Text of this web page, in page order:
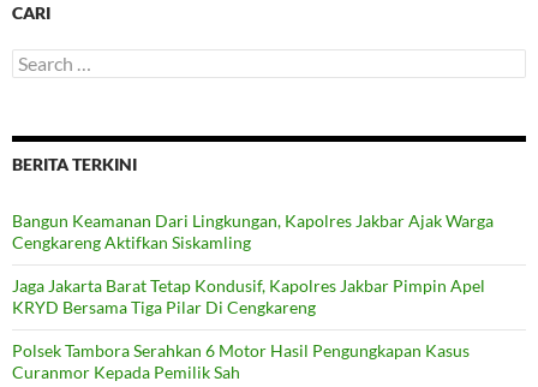
CARI
Search
for:
BERITA TERKINI
Bangun Keamanan Dari Lingkungan, Kapolres Jakbar Ajak Warga
Cengkareng Aktifkan Siskamling
Jaga Jakarta Barat Tetap Kondusif, Kapolres Jakbar Pimpin Apel
KRYD Bersama Tiga Pilar Di Cengkareng
Polsek Tambora Serahkan 6 Motor Hasil Pengungkapan Kasus
Curanmor Kepada Pemilik Sah